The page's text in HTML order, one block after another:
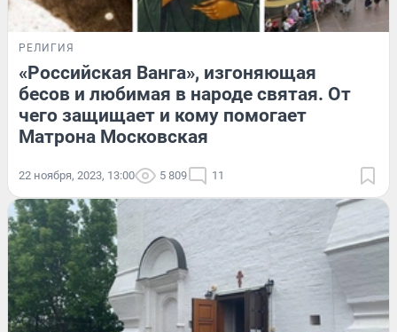
РЕЛИГИЯ
«Российская Ванга», изгоняющая
бесов и любимая в народе святая. От
чего защищает и кому помогает
Матрона Московская
22 ноября, 2023, 13:00 5 809 11